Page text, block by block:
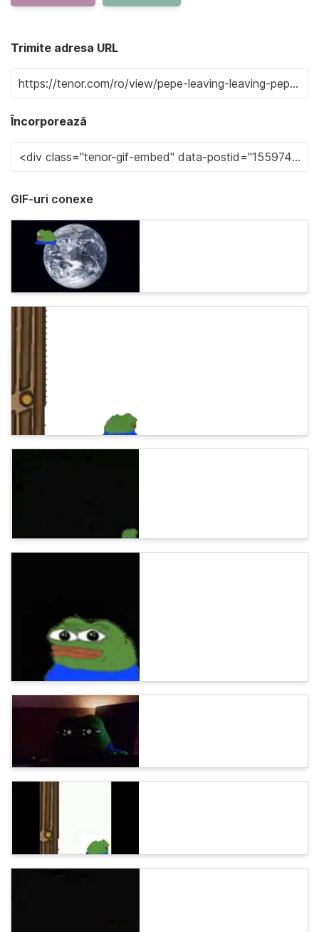
Trimite adresa URL
Încorporează
GIF-uri conexe